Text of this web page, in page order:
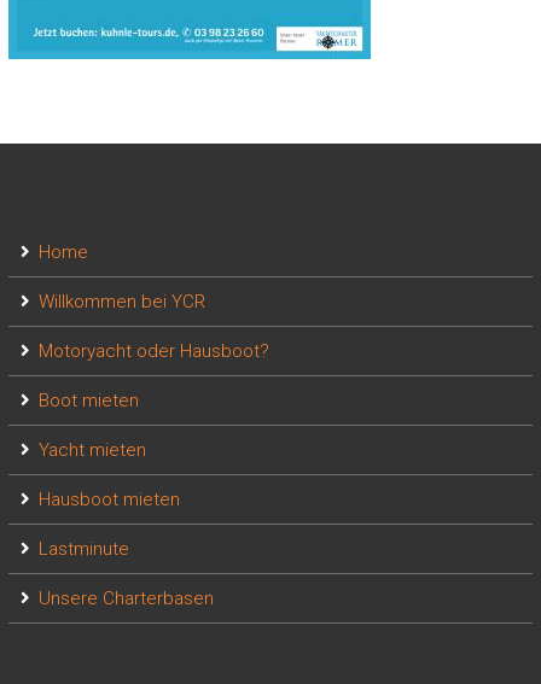
Home
Willkommen bei YCR
Motoryacht oder Hausboot?
Boot mieten
Yacht mieten
Hausboot mieten
Lastminute
Unsere Charterbasen